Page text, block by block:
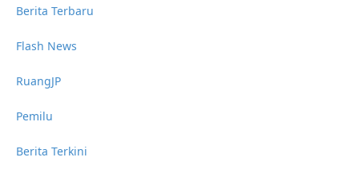
Berita Terbaru
Flash News
RuangJP
Pemilu
Berita Terkini